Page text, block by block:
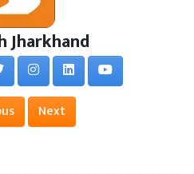
Jharkhand
Next